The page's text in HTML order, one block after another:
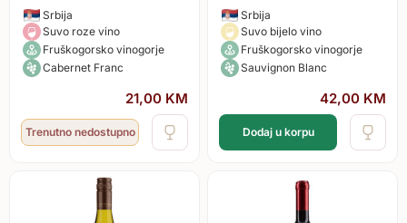
Srbija
Suvo roze vino
Fruškogorsko vinogorje
Cabernet Franc
21,00 KM
Trenutno nedostupno
Srbija
Suvo bijelo vino
Fruškogorsko vinogorje
Sauvignon Blanc
42,00 KM
Dodaj u korpu